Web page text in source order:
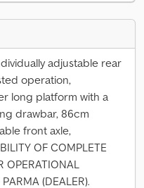
adjustable rear
operation,
long platform with a
drawbar, 86cm
front axle,
OF COMPLETE
OPERATIONAL
(DEALER).